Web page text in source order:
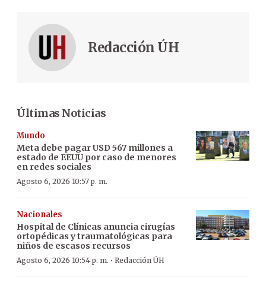
Redacción ÚH
Últimas Noticias
Mundo
Meta debe pagar USD 567 millones a
estado de EEUU por caso de menores
en redes sociales
Agosto 6, 2026 10:57 p. m.
Nacionales
Hospital de Clínicas anuncia cirugías
ortopédicas y traumatológicas para
niños de escasos recursos
Agosto 6, 2026 10:54 p. m. · Redacción ÚH